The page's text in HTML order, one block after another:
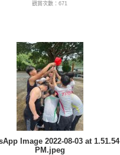
觀賞次數：671
Image 2022-08-03 at 1.51.54
PM.jpeg